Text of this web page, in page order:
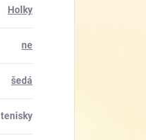
Holky
ne
šedá
tenisky